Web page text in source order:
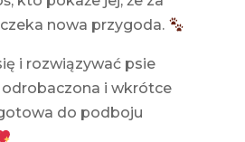
nowa przygoda.
i rozwiązywać psie
odrobaczona i wkrótce
do podboju